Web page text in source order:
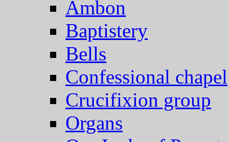
Ambon
Baptistery
Bells
Confessional chapel
Crucifixion group
Organs